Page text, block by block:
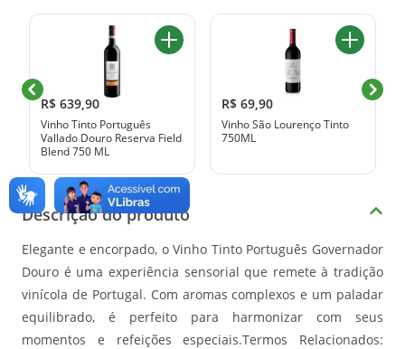
R$ 639,90
Vinho Tinto Português
Vallado Douro Reserva Field
Blend 750 ML
R$ 69,90
Vinho São Lourenço Tinto
750ML
Descrição do produto
Elegante e encorpado, o Vinho Tinto Português Governador
Douro é uma experiência sensorial que remete à tradição
vinícola de Portugal. Com aromas complexos e um paladar
equilibrado, é perfeito para harmonizar com seus
momentos e refeições especiais.Termos Relacionados: